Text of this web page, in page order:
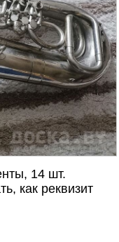
14 шт.
как реквизит